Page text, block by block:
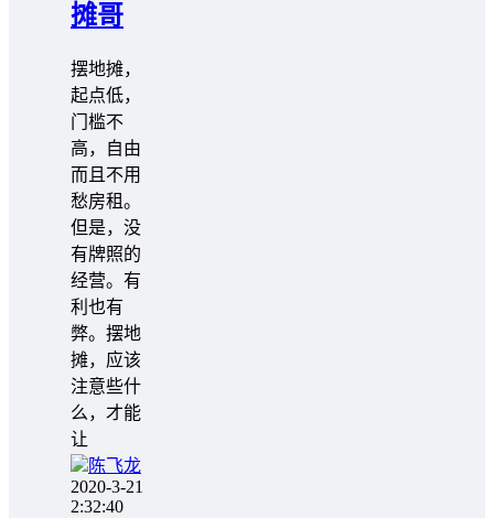
摊哥
摆地摊，
起点低，
门槛不
高，自由
而且不用
愁房租。
但是，没
有牌照的
经营。有
利也有
弊。摆地
摊，应该
注意些什
么，才能
让
陈飞龙
2020-3-21
2:32:40